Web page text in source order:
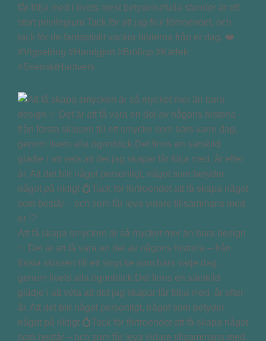
får följa med i livets mest betydelsefulla stunder är ett
stort privilegium.Tack för att jag fick förtroendet, och
tack för de fantastiskt vackra bilderna från er dag. ❤️
#Vigselring #Handgjort #Bröllop #Kärlek
#SvensktHantverk
Att få skapa smycken är så mycket mer än bara design
✨ Det är att få vara en del av någons historia – från
första skissen till ett smycke som bärs varje dag,
genom livets alla ögonblick.Det finns en särskild
glädje i att veta att det jag skapar får följa med, år efter
år. Att det blir något personligt, något som betyder
något på riktigt 💍Tack för förtroendet att få skapa något
som består – och som får leva vidare tillsammans med